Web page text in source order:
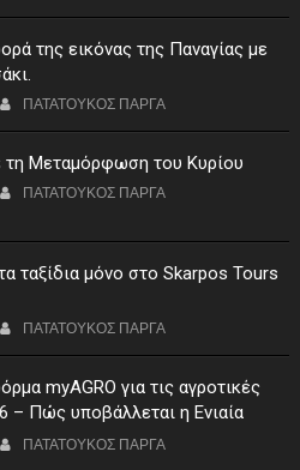
της εικόνας της Παναγίας με
ΠΑΤΑΤΟΥΚΟΣ ΠΑΡΓΑ
τη Μεταμόρφωση του Κυρίου
ΠΑΤΑΤΟΥΚΟΣ ΠΑΡΓΑ
ταξίδια μόνο στο Skarpos Tours
ΠΑΤΑΤΟΥΚΟΣ ΠΑΡΓΑ
myAGRO για τις αγροτικές
– Πώς υποβάλλεται η Ενιαία
ΠΑΤΑΤΟΥΚΟΣ ΠΑΡΓΑ